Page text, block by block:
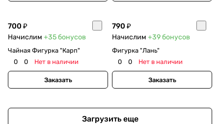
700 ₽
Начислим +35бонусов
Чайная Фигурка "Карп"
0
0 Нет в наличии
Заказать
790 ₽
Начислим +39бонусов
Фигурка "Лань"
0
0 Нет в наличии
Заказать
Загрузить еще